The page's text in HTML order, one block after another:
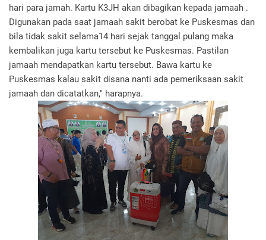
hari para jamah. Kartu K3JH akan dibagikan kepada jamaah .
Digunakan pada saat jamaah sakit berobat ke Puskesmas dan
bila tidak sakit selama14 hari sejak tanggal pulang maka
kembalikan juga kartu tersebut ke Puskesmas. Pastilan
jamaah mendapatkan kartu tersebut. Bawa kartu ke
Puskesmas kalau sakit disana nanti ada pemeriksaan sakit
jamaah dan dicatatkan," harapnya.